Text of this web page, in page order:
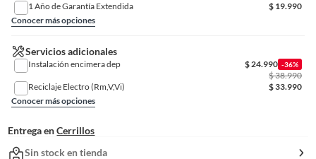
1 Año de Garantía Extendida $ 19.990
Conocer más opciones
Servicios adicionales
Instalación encimera dep $24.990 -36%
$38.990
Reciclaje Electro (Rm,V,Vi)
$33.990
Conocer más opciones
Entrega en Cerrillos
Sin stock en tienda